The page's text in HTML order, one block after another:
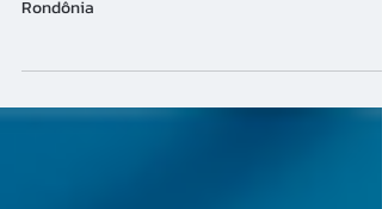
Golpe do Limpa Nome esconde R$ 34,9 milhões
Rondônia